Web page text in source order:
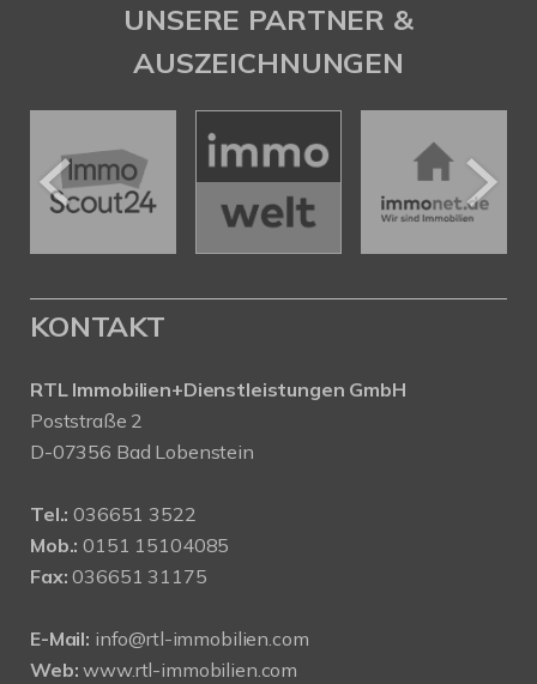
UNSERE PARTNER &
AUSZEICHNUNGEN
KONTAKT
RTL Immobilien+Dienstleistungen GmbH
Poststraße 2
D-07356 Bad Lobenstein
Tel.: 036651 3522
Mob.:0151 15104085
Fax: 036651 31175
E-Mail: info@rtl-immobilien.com
Web: www.rtl-immobilien.com